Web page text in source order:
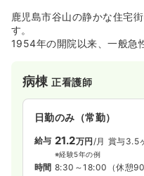
鹿児島市谷山の静かな住宅
す。
1954年の開院以来、一般急
病棟正看護師
日勤のみ（常勤）
給与 21.2万円 /月 賞与3.5
※経験5年の例
時間 8:30～18:00 （休憩